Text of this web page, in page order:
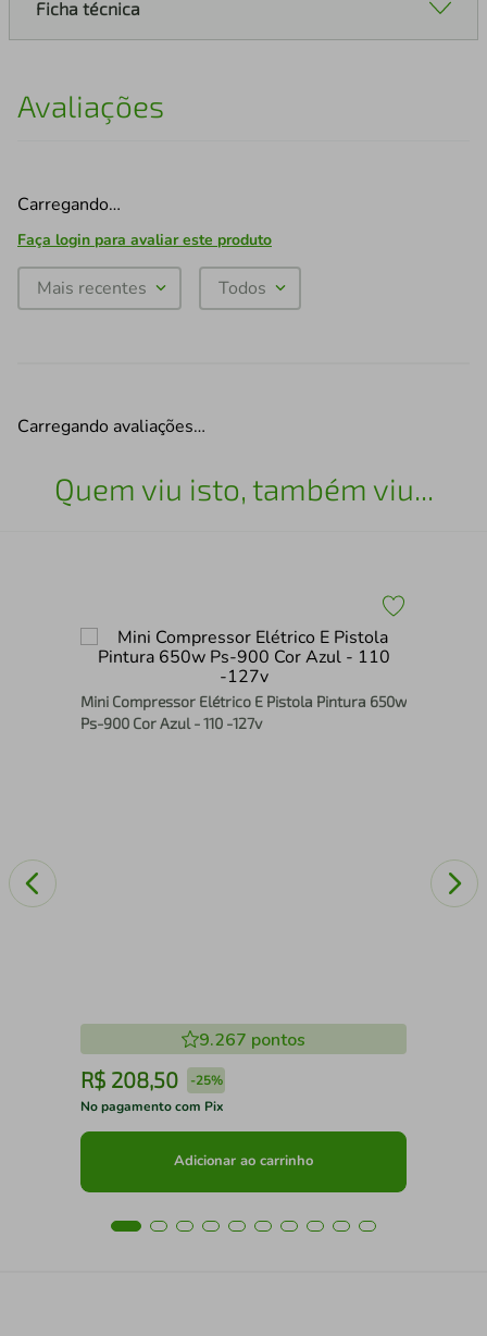
Ficha técnica
Avaliações
Carregando…
Faça login para avaliar este produto
Mais recentes Todos
Carregando avaliações…
Quem viu isto, também viu...
Mini Compressor Elétrico E Pistola Pintura 650w
Ps-900 Cor Azul - 110 -127v
9.267 pontos
R$ 208,50 -25%
No pagamento com Pix
Adicionar ao carrinho